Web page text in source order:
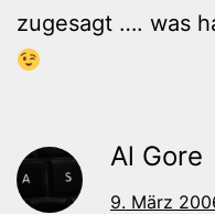
zugesagt …. was
Al Gore
9. März